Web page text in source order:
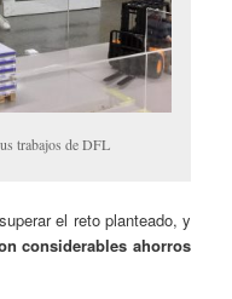
trabajos de DFL
el reto planteado, y
considerables ahorros